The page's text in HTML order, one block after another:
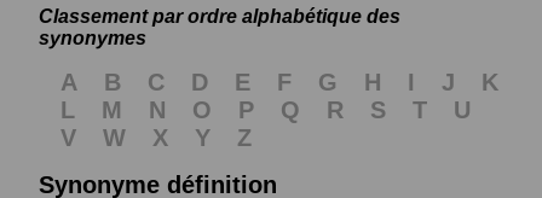
Classement par ordre alphabétique des
synonymes
A B C D E F G H I J
K
L
M N O P Q R S T
U
V
W X Y
Z
Synonyme définition